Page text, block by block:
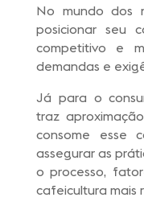
No mundo dos
posicionar seu
competitivo e
demandas e
Já para o
traz
consome esse
assegurar as
o processo,
cafeicultura mais